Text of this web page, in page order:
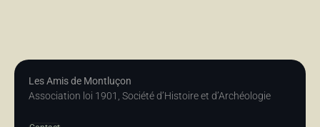
Les Amis de Montluçon
Association loi 1901, Société d’Histoire et d’Archéologie